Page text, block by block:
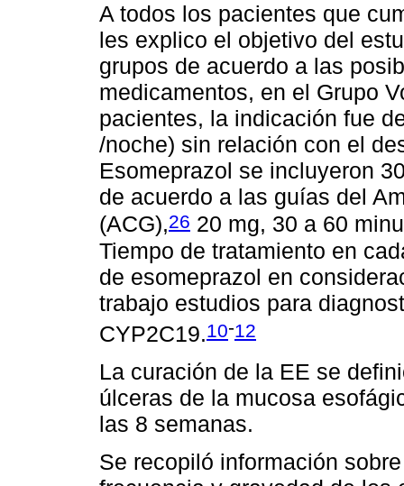
A todos los pacientes que
les explico el objetivo del
grupos de acuerdo a las
medicamentos, en el Grupo
pacientes, la indicación fue
/noche) sin relación con el
Esomeprazol se incluyeron
de acuerdo a las guías del
(ACG),26 20 mg, 30 a 60
Tiempo de tratamiento en
de esomeprazol en
trabajo estudios para
CYP2C19.10-12
La curación de la EE se
úlceras de la mucosa
las 8 semanas.
Se recopiló información